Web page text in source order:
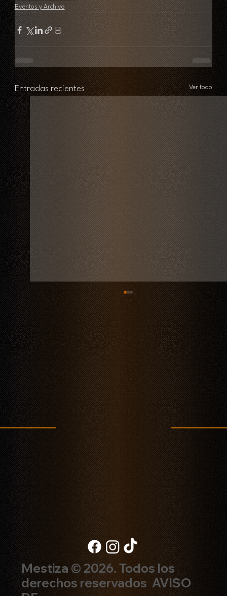
Eventos y Archivo
Entradas recientes Ver todo
Celebra Semana Santa en Polanco con los sabores del mar en Mestiza
Restaurante
Mestiza © 2026. Todos los
derechos reservados AVISO